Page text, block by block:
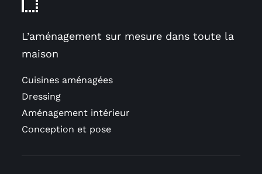
L’aménagement sur mesure dans toute la
maison
Cuisines aménagées
Dressing
Aménagement intérieur
Conception et pose